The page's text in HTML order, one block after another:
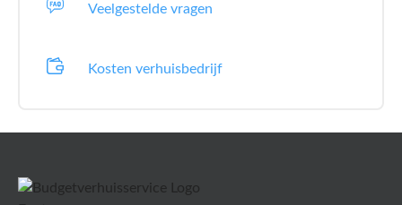
Veelgestelde vragen
Kosten verhuisbedrijf